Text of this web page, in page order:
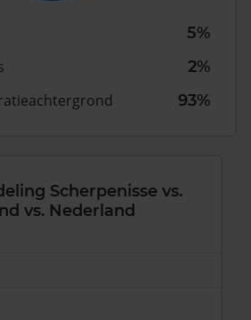
5%
2%
93%
Scherpenisse vs.
vs. Nederland